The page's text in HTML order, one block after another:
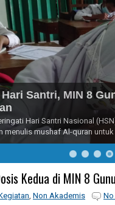
Santri, MIN 8
Hari Santri Nasional
mushaf Al-quran untuk
Kedua di MIN 8
, Non Akademis